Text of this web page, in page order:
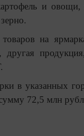
и
на
в указанных
72,5 млн